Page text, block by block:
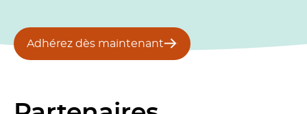
Adhérez dès maintenant